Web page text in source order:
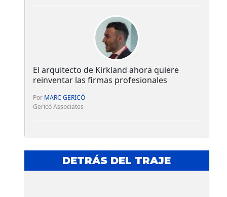
El arquitecto de Kirkland ahora quiere
reinventar las firmas profesionales
Por MARC GERICÓ
Gericó Associates
DETRÁS DEL TRAJE